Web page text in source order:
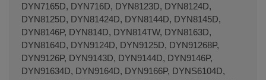
DYN7165D, DYN716D, DYN8123D, DYN8124D,
DYN8125D, DYN81424D, DYN8144D, DYN8145D,
DYN8146P, DYN814D, DYN814TW, DYN8163D,
DYN8164D, DYN9124D, DYN9125D, DYN91268P,
DYN9126P, DYN9143D, DYN9144D, DYN9146P,
DYN91634D, DYN9164D, DYN9166P, DYNS6104D,